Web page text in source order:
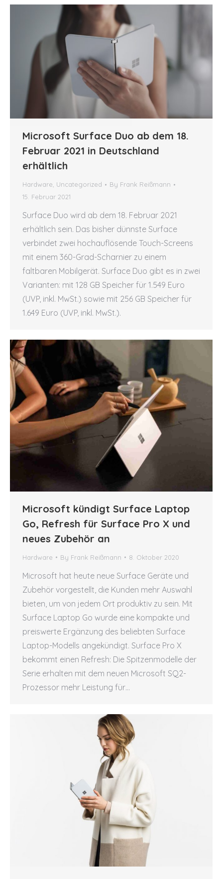
Microsoft Surface Duo ab dem 18.
Februar 2021 in Deutschland
erhältlich
Hardware Uncategorized By Frank Reißmann
15. Februar 2021
Surface Duo wird ab dem 18. Februar 2021
erhältlich sein. Das bisher dünnste Surface
verbindet zwei hochauflösende Touch-Screens
mit einem 360-Grad-Scharnier zu einem
faltbaren Mobilgerät. Surface Duo gibt es in zwei
Varianten: mit 128 GB Speicher für 1.549 Euro
(UVP, inkl. MwSt.) sowie mit 256 GB Speicher für
1.649 Euro (UVP, inkl. MwSt.).
Microsoft kündigt Surface Laptop
Go, Refresh für Surface Pro X und
neues Zubehör an
Hardware By Frank Reißmann 8. Oktober 2020
Microsoft hat heute neue Surface Geräte und
Zubehör vorgestellt, die Kunden mehr Auswahl
bieten, um von jedem Ort produktiv zu sein. Mit
Surface Laptop Go wurde eine kompakte und
preiswerte Ergänzung des beliebten Surface
Laptop-Modells angekündigt. Surface Pro X
bekommt einen Refresh: Die Spitzenmodelle der
Serie erhalten mit dem neuen Microsoft SQ2-
Prozessor mehr Leistung für…